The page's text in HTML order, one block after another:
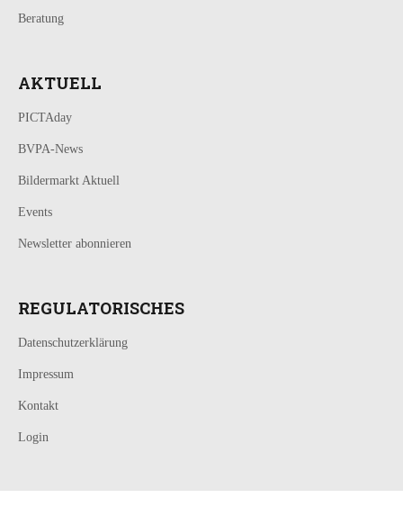
Beratung
AKTUELL
PICTAday
BVPA-News
Bildermarkt Aktuell
Events
Newsletter abonnieren
REGULATORISCHES
Datenschutzerklärung
Impressum
Kontakt
Login